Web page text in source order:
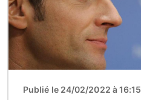
Publié le 24/02/2022 à 16:15